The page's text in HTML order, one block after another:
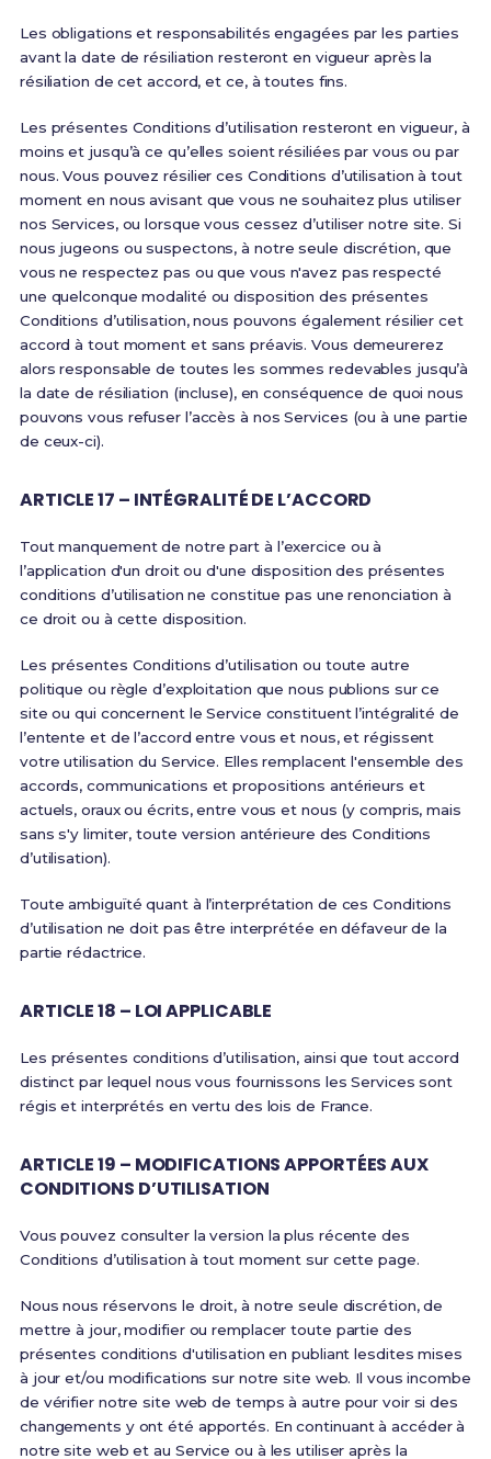
Les obligations et responsabilités engagées par les parties
avant la date de résiliation resteront en vigueur après la
résiliation de cet accord, et ce, à toutes fins.
Les présentes Conditions d’utilisation resteront en vigueur, à
moins et jusqu’à ce qu’elles soient résiliées par vous ou par
nous. Vous pouvez résilier ces Conditions d’utilisation à tout
moment en nous avisant que vous ne souhaitez plus utiliser
nos Services, ou lorsque vous cessez d’utiliser notre site. Si
nous jugeons ou suspectons, à notre seule discrétion, que
vous ne respectez pas ou que vous n'avez pas respecté
une quelconque modalité ou disposition des présentes
Conditions d’utilisation, nous pouvons également résilier cet
accord à tout moment et sans préavis. Vous demeurerez
alors responsable de toutes les sommes redevables jusqu’à
la date de résiliation (incluse), en conséquence de quoi nous
pouvons vous refuser l’accès à nos Services (ou à une partie
de ceux-ci).
ARTICLE 17 – INTÉGRALITÉ DE L’ACCORD
Tout manquement de notre part à l’exercice ou à
l’application d'un droit ou d'une disposition des présentes
conditions d’utilisation ne constitue pas une renonciation à
ce droit ou à cette disposition.
Les présentes Conditions d’utilisation ou toute autre
politique ou règle d’exploitation que nous publions sur ce
site ou qui concernent le Service constituent l’intégralité de
l’entente et de l’accord entre vous et nous, et régissent
votre utilisation du Service. Elles remplacent l'ensemble des
accords, communications et propositions antérieurs et
actuels, oraux ou écrits, entre vous et nous (y compris, mais
sans s'y limiter, toute version antérieure des Conditions
d’utilisation).
Toute ambiguïté quant à l’interprétation de ces Conditions
d’utilisation ne doit pas être interprétée en défaveur de la
partie rédactrice.
ARTICLE 18 – LOI APPLICABLE
Les présentes conditions d’utilisation, ainsi que tout accord
distinct par lequel nous vous fournissons les Services sont
régis et interprétés en vertu des lois de France.
ARTICLE 19 – MODIFICATIONS APPORTÉES AUX
CONDITIONS D’UTILISATION
Vous pouvez consulter la version la plus récente des
Conditions d’utilisation à tout moment sur cette page.
Nous nous réservons le droit, à notre seule discrétion, de
mettre à jour, modifier ou remplacer toute partie des
présentes conditions d'utilisation en publiant lesdites mises
à jour et/ou modifications sur notre site web. Il vous incombe
de vérifier notre site web de temps à autre pour voir si des
changements y ont été apportés. En continuant à accéder à
notre site web et au Service ou à les utiliser après la